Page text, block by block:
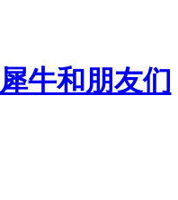
犀牛和朋友们